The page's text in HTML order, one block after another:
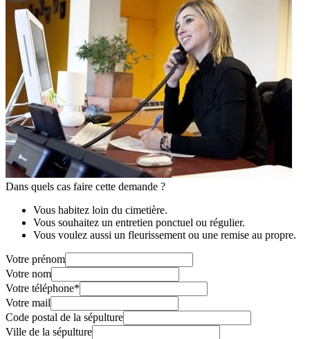
Dans quels cas faire cette demande ?
Vous habitez loin du cimetière.
Vous souhaitez un entretien ponctuel ou régulier.
Vous voulez aussi un fleurissement ou une remise au propre.
Votre prénom
Votre nom
Votre téléphone*
Votre mail
Code postal de la sépulture
Ville de la sépulture